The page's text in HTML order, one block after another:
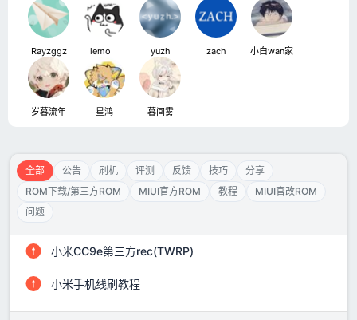
Rayzggz lemoㅤ yuzh zach 小白wan家
岁暮流年 星鸿 暮间雾
全部 公告 刷机 评测 反馈 技巧
分享
ROM下载/第三方ROM
MIUI官方ROM 教程
MIUI官改ROM
问题
小米CC9e第三方rec(TWRP)
小米手机线刷教程